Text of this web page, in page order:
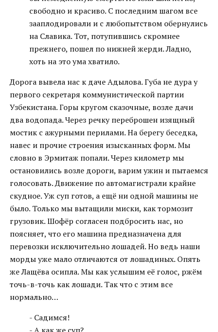
свободно и красиво. С последним шагом все
зааплодировали и с любопытством обернулись
на Славика. Тот, потупившись скромнее
прежнего, пошел по нижней жерди. Ладно,
хоть на это ума хватило.
Дорога вывела нас к даче Адылова. Губа не дура у
первого секретаря коммунистической партии
Узбекистана. Горы кругом сказочные, возле дачи
два водопада. Через речку переброшен изящный
мостик с ажурными перилами. На берегу беседка,
навес и прочие строения изысканных форм. Мы
словно в Эрмитаж попали. Через километр мы
остановились возле дороги, варим ужин и пытаемся
голосовать. Движение по автомагистрали крайне
скудное. Уж суп готов, а ещё ни одной машины не
было. Только мы вытащили миски, как тормозит
грузовик. Шофёр согласен подбросить нас, но
поясняет, что его машина предназначена для
перевозки исключительно лошадей. Но ведь наши
морды уже мало отличаются от лошадиных. Опять
же Лащёва осипла. Мы как услышим её голос, ржём
точь-в-точь как лошади. Так что с этим все
нормально…
- Садимся!